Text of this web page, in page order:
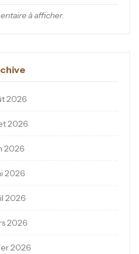
à afficher.
2026
2026
2026
2026
2026
2026
2026